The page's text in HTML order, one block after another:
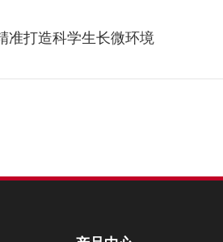
准打造科学生长微环境